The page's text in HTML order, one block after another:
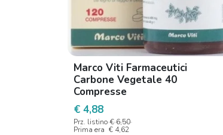
Marco Viti Farmaceutici
Carbone Vegetale 40
Compresse
€ 4,88
Prz. listino € 6,50
Prima era € 4,62